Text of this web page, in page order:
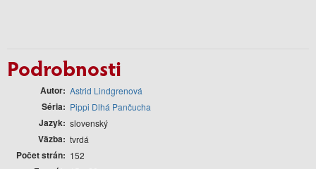
Podrobnosti
Autor Astrid Lindgrenová
Séria Pippi Dlhá Pančucha
Jazyk slovenský
Väzba tvrdá
Počet strán 152